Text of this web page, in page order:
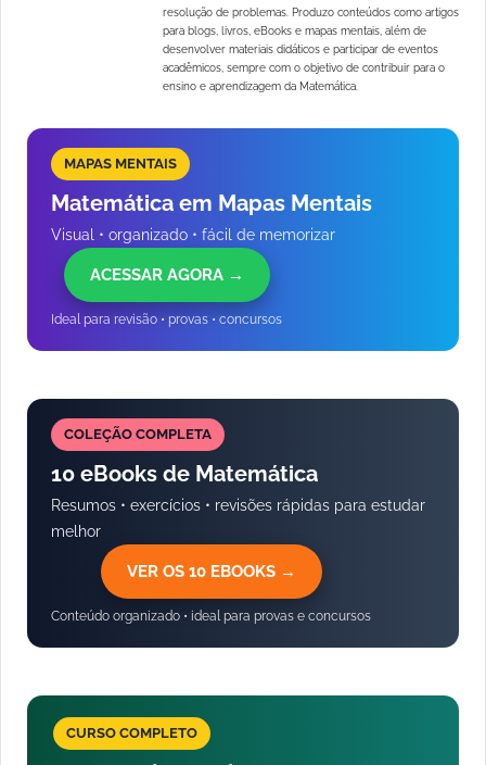
resolução de problemas. Produzo conteúdos como artigos
para blogs, livros, eBooks e mapas mentais, além de
desenvolver materiais didáticos e participar de eventos
acadêmicos, sempre com o objetivo de contribuir para o
ensino e aprendizagem da Matemática.
MAPAS MENTAIS
Matemática em Mapas Mentais
Visual • organizado • fácil de memorizar
ACESSAR AGORA →
Ideal para revisão • provas • concursos
COLEÇÃO COMPLETA
10 eBooks de Matemática
Resumos • exercícios • revisões rápidas para estudar
melhor
VER OS 10 EBOOKS →
Conteúdo organizado • ideal para provas e concursos
CURSO COMPLETO